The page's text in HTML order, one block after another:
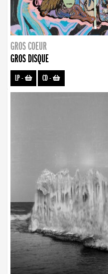
GROS COEUR
GROS DISQUE
LP- CD-